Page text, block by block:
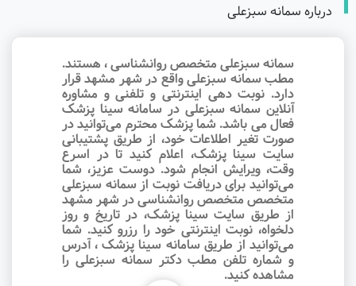
درباره سمانه سبزعلی
سمانه سبزعلی متخصص روانشناسی ، هستند.
مطب سمانه سبزعلی واقع در شهر مشهد قرار
دارد. نوبت‌ دهی اینترنتی و تلفنی و مشاوره
آنلاین سمانه سبزعلی در سامانه سینا پزشک
فعال می باشد. شما پزشک محترم می‌توانید در
صورت تغیر اطلاعات خود، از طریق پشتیبانی
سایت سینا پزشک، اعلام کنید تا در اسرع
وقت‌، ویرایش انجام شود. دوست عزیز، شما
می‌توانید برای دریافت نوبت از سمانه سبزعلی
متخصص متخصص روانشناسی در شهر مشهد
از طریق سایت سینا پزشک، در تاریخ و روز
دلخواه، نوبت اینترنتی خود را رزرو کنید. شما
می‌توانید از طریق سامانه سینا پزشک ، آدرس
و شماره تلفن مطب دکتر سمانه سبزعلی را
مشاهده کنید.